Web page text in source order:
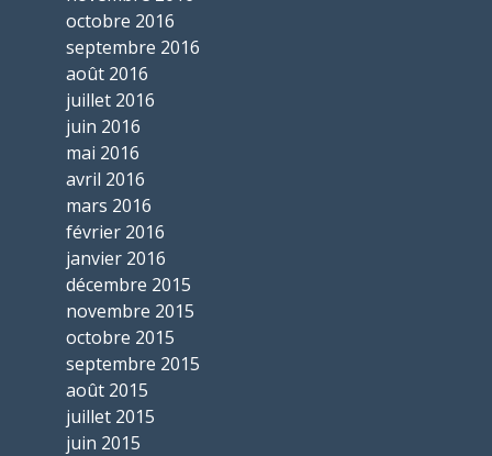
octobre 2016
septembre 2016
août 2016
juillet 2016
juin 2016
mai 2016
avril 2016
mars 2016
février 2016
janvier 2016
décembre 2015
novembre 2015
octobre 2015
septembre 2015
août 2015
juillet 2015
juin 2015